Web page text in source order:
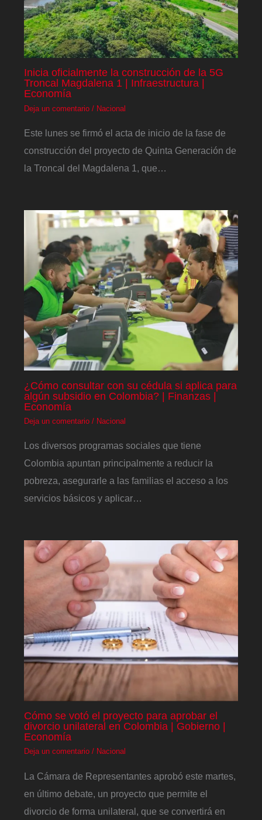
Inicia oficialmente la construcción de la 5G
Troncal Magdalena 1 | Infraestructura |
Economía
Deja un comentario / Nacional
Este lunes se firmó el acta de inicio de la fase de
construcción del proyecto de Quinta Generación de
la Troncal del Magdalena 1, que…
¿Cómo consultar con su cédula si aplica para
algún subsidio en Colombia? | Finanzas |
Economía
Deja un comentario / Nacional
Los diversos programas sociales que tiene
Colombia apuntan principalmente a reducir la
pobreza, asegurarle a las familias el acceso a los
servicios básicos y aplicar…
Cómo se votó el proyecto para aprobar el
divorcio unilateral en Colombia | Gobierno |
Economía
Deja un comentario / Nacional
La Cámara de Representantes aprobó este martes,
en último debate, un proyecto que permite el
divorcio de forma unilateral, que se convertirá en